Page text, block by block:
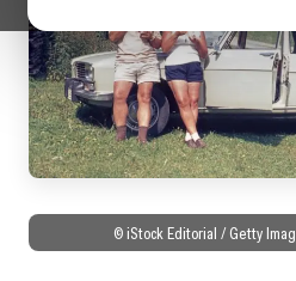
© iStock Editorial / Getty